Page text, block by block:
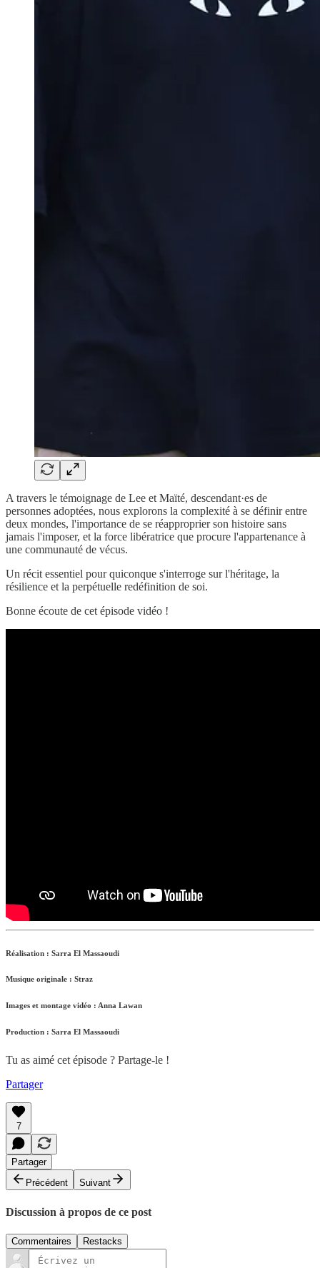
A travers le témoignage de Lee et Maïté, descendant·es de
personnes adoptées, nous explorons la complexité à se définir entre
deux mondes, l'importance de se réapproprier son histoire sans
jamais l'imposer, et la force libératrice que procure l'appartenance à
une communauté de vécus.
Un récit essentiel pour quiconque s'interroge sur l'héritage, la
résilience et la perpétuelle redéfinition de soi.
Bonne écoute de cet épisode vidéo !
Réalisation : Sarra El Massaoudi
Musique originale : Straz
Images et montage vidéo : Anna Lawan
Production : Sarra El Massaoudi
Tu as aimé cet épisode ? Partage-le !
Partager
7
Partager
Précédent
Suivant
Discussion à propos de ce post
Commentaires Restacks